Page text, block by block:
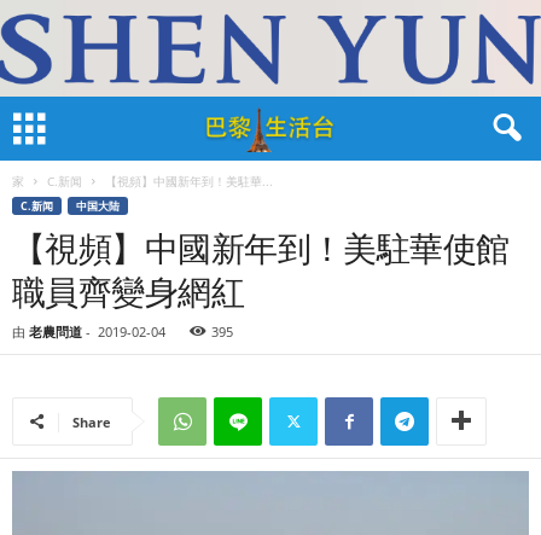
家 C.新闻 【視頻】中國新年到！美駐華...
C.新闻 中国大陆
【視頻】中國新年到！美駐華使館
職員齊變身網紅
由 老農問道 - 2019-02-04 395
Share